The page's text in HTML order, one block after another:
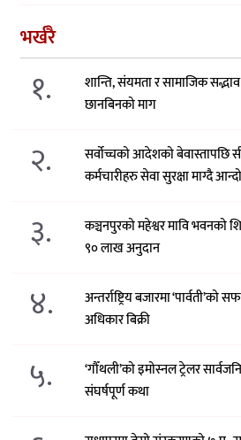
भर्खरै
१.
शान्ति, संयमता र सामाजिक
छानबिनको माग
२.
सर्वोच्चको आदेशको बेवास्तापछि
कर्मचारीहरु सेवा सुरक्षा माग्दै
३.
कञ्चनपुरको महेश्वर मावि भवनको
९० लाख अनुदान
४.
अन्तर्राष्ट्रिय बजारमा ‘पार्वती’को
अधिकार बिक्री
५.
‘गौँथली’को इमोस्नल ट्रेलर
संघर्षपूर्ण कथा